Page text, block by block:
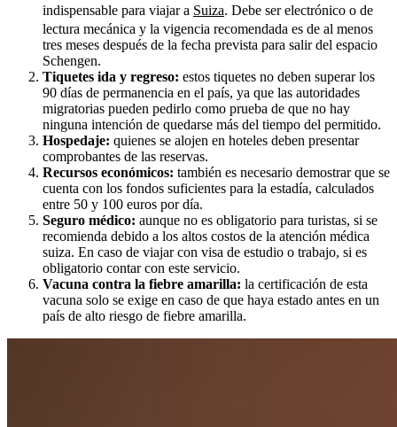
indispensable para viajar a Suiza. Debe ser electrónico o de
lectura mecánica y la vigencia recomendada es de al menos
tres meses después de la fecha prevista para salir del espacio
Schengen.
Tiquetes ida y regreso: estos tiquetes no deben superar los
90 días de permanencia en el país, ya que las autoridades
migratorias pueden pedirlo como prueba de que no hay
ninguna intención de quedarse más del tiempo del permitido.
Hospedaje: quienes se alojen en hoteles deben presentar
comprobantes de las reservas.
Recursos económicos: también es necesario demostrar que se
cuenta con los fondos suficientes para la estadía, calculados
entre 50 y 100 euros por día.
Seguro médico: aunque no es obligatorio para turistas, si se
recomienda debido a los altos costos de la atención médica
suiza. En caso de viajar con visa de estudio o trabajo, si es
obligatorio contar con este servicio.
Vacuna contra la fiebre amarilla: la certificación de esta
vacuna solo se exige en caso de que haya estado antes en un
país de alto riesgo de fiebre amarilla.